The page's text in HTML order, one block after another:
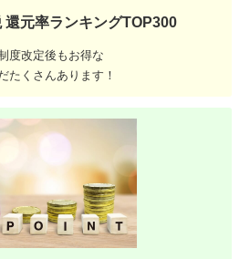
還元率ランキングTOP300
度改定後もお得な
たくさんあります！